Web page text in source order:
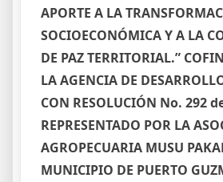
APORTE A LA
SOCIOECONÓMICA Y A LA
DE PAZ TERRITORIAL.”
LA AGENCIA DE
CON RESOLUCIÓN No. 292
REPRESENTADO POR LA
AGROPECUARIA MUSU
MUNICIPIO DE PUERTO